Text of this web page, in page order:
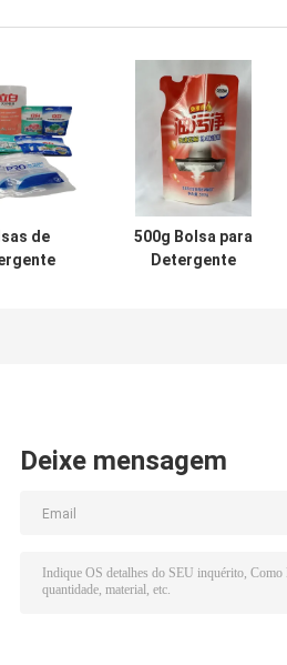
de
500g Bolsa para
Detergente
Deixe mensagem